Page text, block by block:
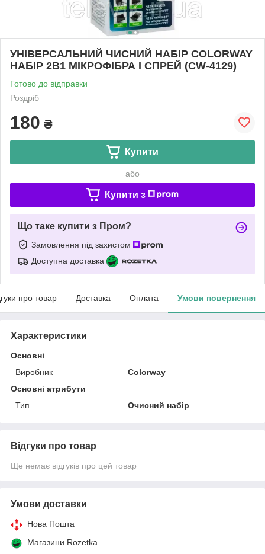
УНІВЕРСАЛЬНИЙ ЧИСНИЙ НАБІР COLORWAY
НАБІР 2В1 МІКРОФІБРА І СПРЕЙ (CW-4129)
Готово до відправки
Роздріб
180 ₴
Купити
або
Купити з
Що таке купити з Пром?
Замовлення під захистом
Доступна доставка
про товар Доставка Оплата Умови повернення
Характеристики
Основні
Виробник
Colorway
Основні атрибути
Тип
Очисний набір
Відгуки про товар
Ще немає відгуків про цей товар
Умови доставки
Нова Пошта
Магазини Rozetka